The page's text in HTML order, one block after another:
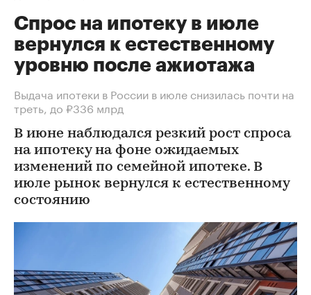
Спрос на ипотеку в июле
вернулся к естественному
уровню после ажиотажа
Выдача ипотеки в России в июле снизилась почти на
треть, до ₽336 млрд
В июне наблюдался резкий рост спроса
на ипотеку на фоне ожидаемых
изменений по семейной ипотеке. В
июле рынок вернулся к естественному
состоянию